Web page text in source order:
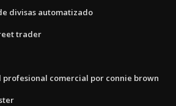
divisas automatizado
trader
profesional comercial por connie brown